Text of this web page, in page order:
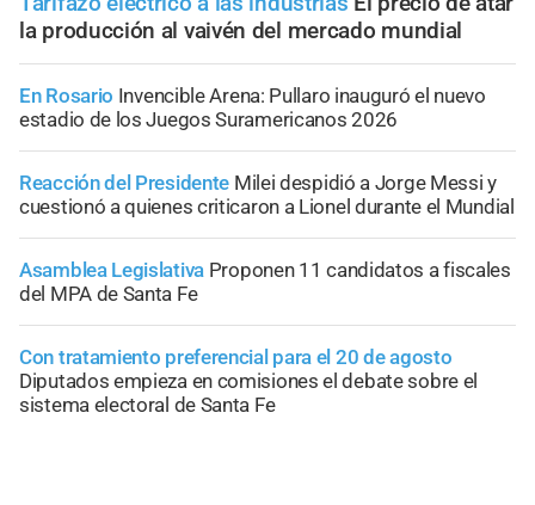
la producción al vaivén del mercado mundial
En Rosario Invencible Arena: Pullaro inauguró el nuevo
estadio de los Juegos Suramericanos 2026
Reacción del Presidente Milei despidió a Jorge Messi y
cuestionó a quienes criticaron a Lionel durante el Mundial
Asamblea Legislativa Proponen 11 candidatos a fiscales
del MPA de Santa Fe
Con tratamiento preferencial para el 20 de agosto
Diputados empieza en comisiones el debate sobre el
sistema electoral de Santa Fe